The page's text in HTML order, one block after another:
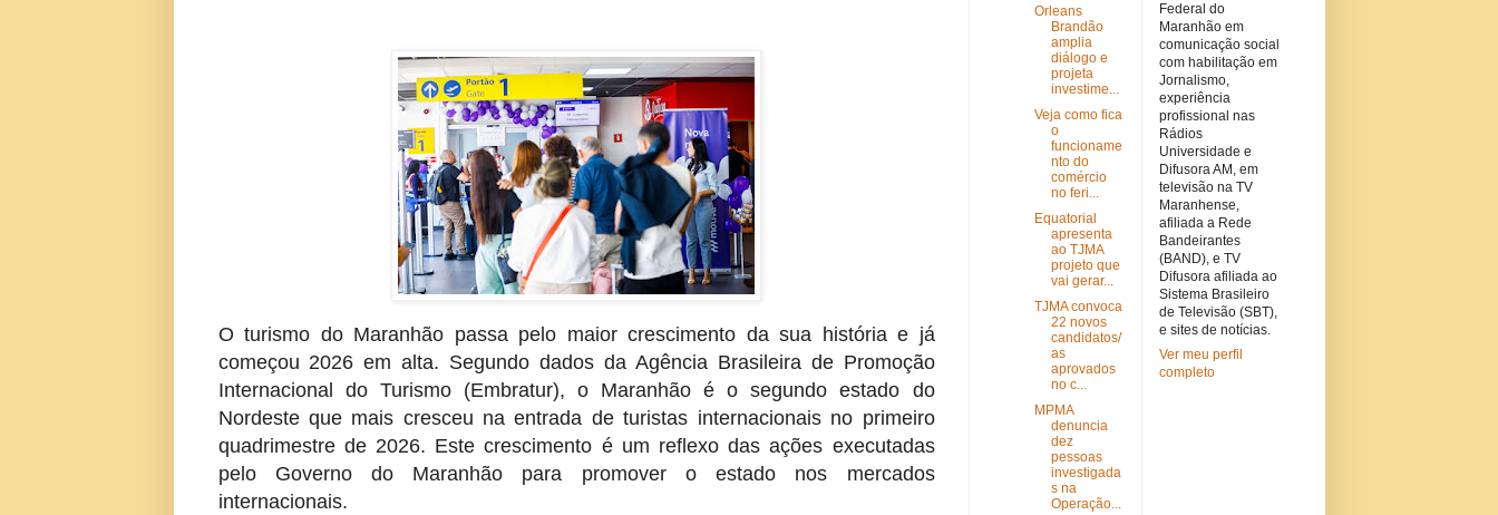
O turismo do Maranhão passa pelo maior crescimento da sua história e já
começou 2026 em alta. Segundo dados da Agência Brasileira de Promoção
Internacional do Turismo (Embratur), o Maranhão é o segundo estado do
Nordeste que mais cresceu na entrada de turistas internacionais no primeiro
quadrimestre de 2026. Este crescimento é um reflexo das ações executadas
pelo Governo do Maranhão para promover o estado nos mercados
internacionais.
Orleans
Brandão
amplia
diálogo e
projeta
investime...
Veja como fica
o
funcioname
nto do
comércio
no feri...
Equatorial
apresenta
ao TJMA
projeto que
vai gerar...
TJMA convoca
22 novos
candidatos/
as
aprovados
no c...
MPMA
denuncia
dez
pessoas
investigada
s na
Operação...
Federal do
Maranhão em
comunicação social
com habilitação em
Jornalismo,
experiência
profissional nas
Rádios
Universidade e
Difusora AM, em
televisão na TV
Maranhense,
afiliada a Rede
Bandeirantes
(BAND), e TV
Difusora afiliada ao
Sistema Brasileiro
de Televisão (SBT),
e sites de notícias.
Ver meu perfil
completo